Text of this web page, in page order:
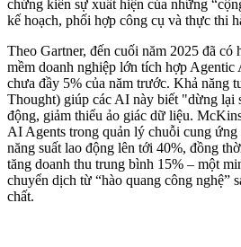
chứng kiến sự xuất hiện của những
kế hoạch, phối hợp công cụ và thực thi
Theo Gartner, đến cuối năm 2025 đã có
mềm doanh nghiệp lớn tích hợp
chưa đầy 5% của năm trước. Khả năng
Thought) giúp các AI này biết "dừng lại
động, giảm thiểu ảo giác dữ liệu.
AI Agents trong quản lý chuỗi cung ứng
năng suất lao động lên tới 40%, đồng
tăng doanh thu trung bình 15% – một
chuyển dịch từ “hào quang công nghệ”
chất.